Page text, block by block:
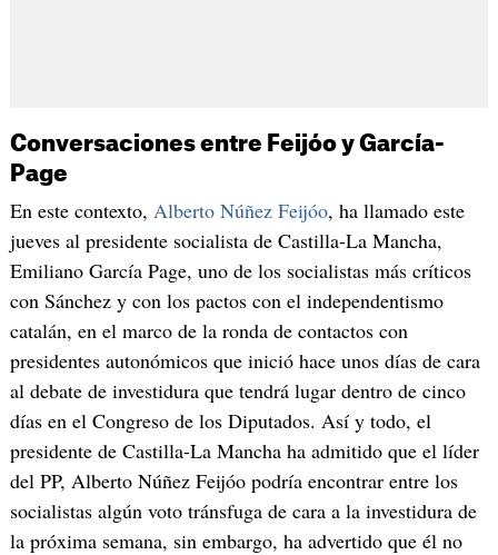
Conversaciones entre Feijóo y García-
Page
En este contexto, Alberto Núñez Feijóo, ha llamado este
jueves al presidente socialista de Castilla-La Mancha,
Emiliano García Page, uno de los socialistas más críticos
con Sánchez y con los pactos con el independentismo
catalán, en el marco de la ronda de contactos con
presidentes autonómicos que inició hace unos días de cara
al debate de investidura que tendrá lugar dentro de cinco
días en el Congreso de los Diputados. Así y todo, el
presidente de Castilla-La Mancha ha admitido que el líder
del PP, Alberto Núñez Feijóo podría encontrar entre los
socialistas algún voto tránsfuga de cara a la investidura de
la próxima semana, sin embargo, ha advertido que él no